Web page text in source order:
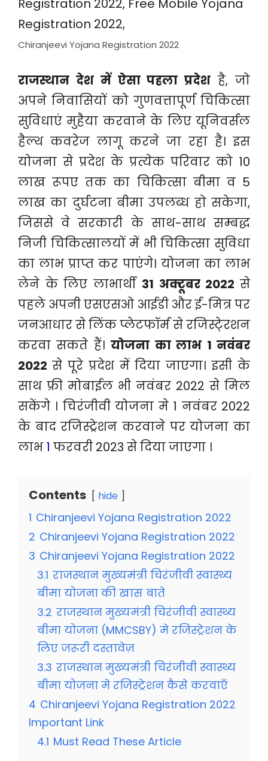
Chiranjeevi Yojana Registration 2022
राजस्थान देश में ऐसा पहला प्रदेश है, जो
अपने निवासियों को गुणवत्तापूर्ण चिकित्सा
सुविधाएं मुहैया करवाने के लिए यूनिवर्सल
हैल्थ कवरेज लागू करने जा रहा है। इस
योजना से प्रदेश के प्रत्येक परिवार को 10
लाख रूपए तक का चिकित्सा बीमा व 5
लाख का दुर्घटना बीमा उपलब्ध हो सकेगा,
जिससे वे सरकारी के साथ-साथ सम्बद्ध
निजी चिकित्सालयों में भी चिकित्सा सुविधा
का लाभ प्राप्त कर पाएंगे। योजना का लाभ
लेने के लिए लाभार्थी 31 अक्टूबर 2022से
पहले अपनी एसएसओ आईडी और ई-मित्र पर
जनआधार से लिंक प्लेटफॉर्म से रजिस्टे्रशन
करवा सकते हैं।योजना का लाभ 1 नवंबर
2022 से पूरे प्रदेश में दिया जाएगा। इसी के
साथ फ्री मोबाईल भी नवंबर 2022 से मिल
सकेंगे । चिरंजीवी योजना मे 1 नवंबर 2022
के बाद रजिस्ट्रेशन करवाने पर योजना का
लाभ1 फरवरी 2023 से दिया जाएगा ।
Contents hide
1 Chiranjeevi Yojana Registration 2022
2 Chiranjeevi Yojana Registration 2022
3 Chiranjeevi Yojana Registration 2022
3.1 राजस्थान मुख्यमंत्री चिरंजीवी स्वास्थ्य
बीमा योजना की खास बाते
3.2 राजस्थान मुख्यमंत्री चिरंजीवी स्वास्थ्य
बीमा योजना (MMCSBY) मे रजिस्ट्रेशन के
लिए जरूरी दस्तावेज़
3.3 राजस्थान मुख्यमंत्री चिरंजीवी स्वास्थ्य
बीमा योजना मे रजिस्ट्रेशन कैसे करवाएँ
4 Chiranjeevi Yojana Registration 2022
Important Link
4.1 Must Read These Article